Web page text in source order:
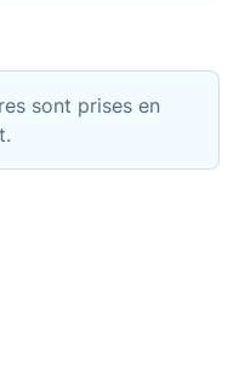
sont prises en